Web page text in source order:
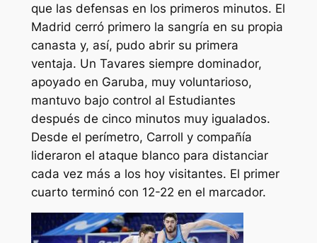
que las defensas en los primeros minutos. El
Madrid cerró primero la sangría en su propia
canasta y, así, pudo abrir su primera
ventaja. Un Tavares siempre dominador,
apoyado en Garuba, muy voluntarioso,
mantuvo bajo control al Estudiantes
después de cinco minutos muy igualados.
Desde el perímetro, Carroll y compañía
lideraron el ataque blanco para distanciar
cada vez más a los hoy visitantes. El primer
cuarto terminó con 12-22 en el marcador.